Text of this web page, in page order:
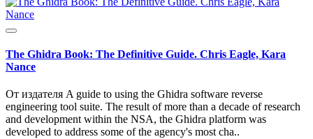
The Ghidra Book: The Definitive Guide. Chris Eagle, Kara
Nance
От издателя A guide to using the Ghidra software reverse
engineering tool suite. The result of more than a decade of research
and development within the NSA, the Ghidra platform was
developed to address some of the agency's most cha..